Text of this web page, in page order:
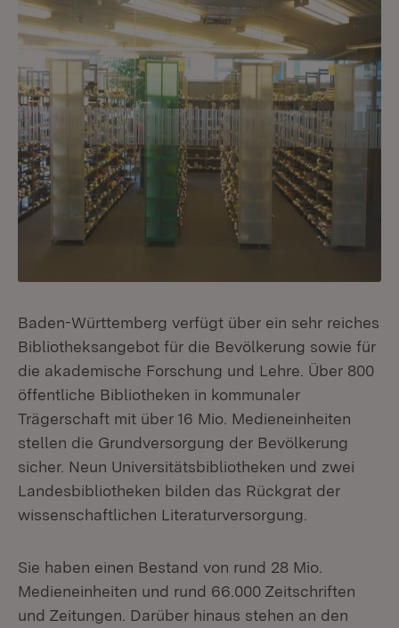
Baden-Württemberg verfügt über ein sehr reiches
Bibliotheksangebot für die Bevölkerung sowie für
die akademische Forschung und Lehre. Über 800
öffentliche Bibliotheken in kommunaler
Trägerschaft mit über 16 Mio. Medieneinheiten
stellen die Grundversorgung der Bevölkerung
sicher. Neun Universitätsbibliotheken und zwei
Landesbibliotheken bilden das Rückgrat der
wissenschaftlichen Literaturversorgung.
Sie haben einen Bestand von rund 28 Mio.
Medieneinheiten und rund 66.000 Zeitschriften
und Zeitungen. Darüber hinaus stehen an den